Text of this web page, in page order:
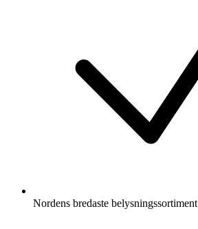
Nordens bredaste belysningssortiment